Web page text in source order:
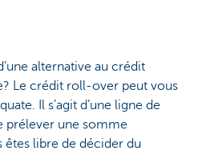
alternative au crédit
Le crédit roll-over peut vous
Il s’agit d’une ligne de
prélever une somme
êtes libre de décider du